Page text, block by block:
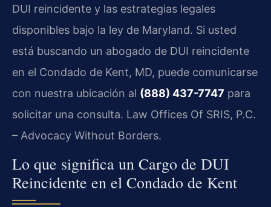
DUI reincidente y las estrategias legales
disponibles bajo la ley de Maryland. Si usted
está buscando un abogado de DUI reincidente
en el Condado de Kent, MD, puede comunicarse
con nuestra ubicación al (888) 437-7747 para
solicitar una consulta. Law Offices Of SRIS, P.C.
– Advocacy Without Borders.
Lo que significa un Cargo de DUI
Reincidente en el Condado de Kent